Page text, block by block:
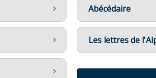
Abécédaire
Les lettres de